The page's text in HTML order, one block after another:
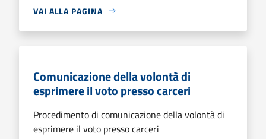
VAI ALLA PAGINA
Comunicazione della volontà di
esprimere il voto presso carceri
Procedimento di comunicazione della volontà di
esprimere il voto presso carceri